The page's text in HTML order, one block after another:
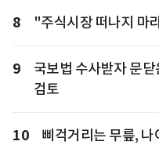
8 "주식시장 떠나지 마
9
국보법 수사받자 문
검토
10
삐걱거리는 무릎,